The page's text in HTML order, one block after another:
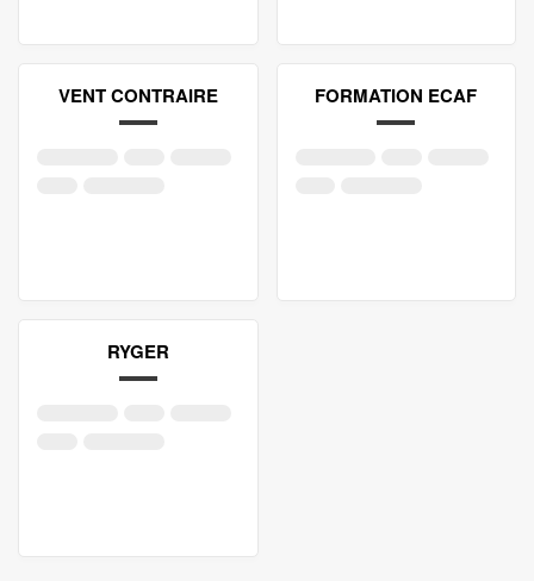
VENT CONTRAIRE FORMATION ECAF
RYGER